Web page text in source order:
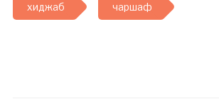
хиджаб чаршаф